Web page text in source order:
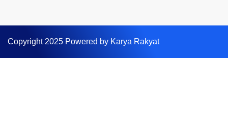
Copyright 2025 Powered by Karya Rakyat